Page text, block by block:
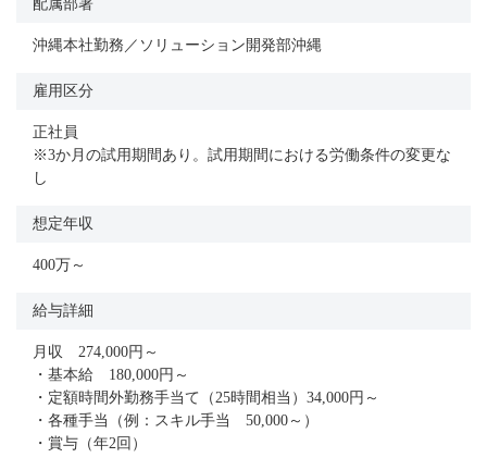
配属部署
沖縄本社勤務／ソリューション開発部沖縄
雇用区分
正社員
※3か月の試用期間あり。試用期間における労働条件の変更な
し
想定年収
400万～
給与詳細
月収 274,000円～
・基本給 180,000円～
・定額時間外勤務手当て（25時間相当）34,000円～
・各種手当（例：スキル手当 50,000～）
・賞与（年2回）